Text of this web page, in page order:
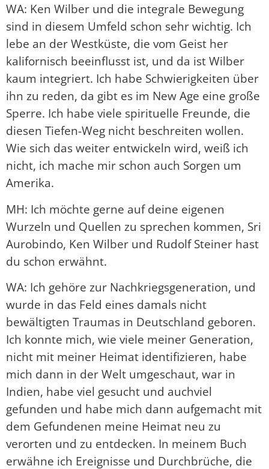
WA: Ken Wilber und die integrale Bewegung
sind in diesem Umfeld schon sehr wichtig. Ich
lebe an der Westküste, die vom Geist her
kalifornisch beeinflusst ist, und da ist Wilber
kaum integriert. Ich habe Schwierigkeiten über
ihn zu reden, da gibt es im New Age eine große
Sperre. Ich habe viele spirituelle Freunde, die
diesen Tiefen-Weg nicht beschreiten wollen.
Wie sich das weiter entwickeln wird, weiß ich
nicht, ich mache mir schon auch Sorgen um
Amerika.
MH: Ich möchte gerne auf deine eigenen
Wurzeln und Quellen zu sprechen kommen, Sri
Aurobindo, Ken Wilber und Rudolf Steiner hast
du schon erwähnt.
WA: Ich gehöre zur Nachkriegsgeneration, und
wurde in das Feld eines damals nicht
bewältigten Traumas in Deutschland geboren.
Ich konnte mich, wie viele meiner Generation,
nicht mit meiner Heimat identifizieren, habe
mich dann in der Welt umgeschaut, war in
Indien, habe viel gesucht und auchviel
gefunden und habe mich dann aufgemacht mit
dem Gefundenen meine Heimat neu zu
verorten und zu entdecken. In meinem Buch
erwähne ich Ereignisse und Durchbrüche, die